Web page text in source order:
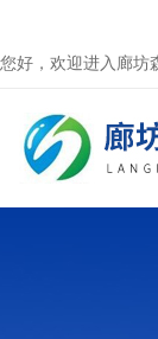
您好，欢迎进入廊坊